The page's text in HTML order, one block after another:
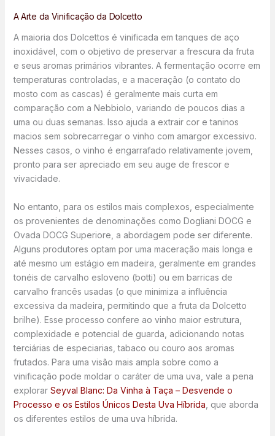
A Arte da Vinificação da Dolcetto
A maioria dos Dolcettos é vinificada em tanques de aço
inoxidável, com o objetivo de preservar a frescura da fruta
e seus aromas primários vibrantes. A fermentação ocorre em
temperaturas controladas, e a maceração (o contato do
mosto com as cascas) é geralmente mais curta em
comparação com a Nebbiolo, variando de poucos dias a
uma ou duas semanas. Isso ajuda a extrair cor e taninos
macios sem sobrecarregar o vinho com amargor excessivo.
Nesses casos, o vinho é engarrafado relativamente jovem,
pronto para ser apreciado em seu auge de frescor e
vivacidade.
No entanto, para os estilos mais complexos, especialmente
os provenientes de denominações como Dogliani DOCG e
Ovada DOCG Superiore, a abordagem pode ser diferente.
Alguns produtores optam por uma maceração mais longa e
até mesmo um estágio em madeira, geralmente em grandes
tonéis de carvalho esloveno (botti) ou em barricas de
carvalho francês usadas (o que minimiza a influência
excessiva da madeira, permitindo que a fruta da Dolcetto
brilhe). Esse processo confere ao vinho maior estrutura,
complexidade e potencial de guarda, adicionando notas
terciárias de especiarias, tabaco ou couro aos aromas
frutados. Para uma visão mais ampla sobre como a
vinificação pode moldar o caráter de uma uva, vale a pena
explorar Seyval Blanc: Da Vinha à Taça – Desvende o
Processo e os Estilos Únicos Desta Uva Híbrida , que aborda
os diferentes estilos de uma uva híbrida.